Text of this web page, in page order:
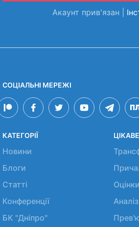
Акаунт прив'язан |
СОЦІАЛЬНІ МЕРЕЖІ
КАТЕГОРІЇ
Новини
Блоги
Статті
Конференції
БК "Дніпро"
ЦІКАВЕ